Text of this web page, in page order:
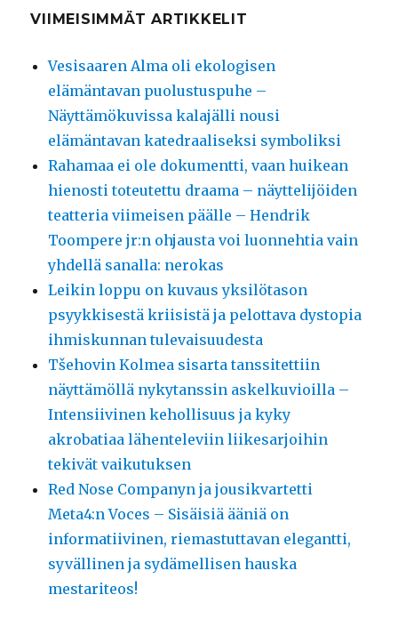
VIIMEISIMMÄT ARTIKKELIT
Vesisaaren Alma oli ekologisen
elämäntavan puolustuspuhe –
Näyttämökuvissa kalajälli nousi
elämäntavan katedraaliseksi symboliksi
Rahamaa ei ole dokumentti, vaan huikean
hienosti toteutettu draama – näyttelijöiden
teatteria viimeisen päälle – Hendrik
Toompere jr:n ohjausta voi luonnehtia vain
yhdellä sanalla: nerokas
Leikin loppu on kuvaus yksilötason
psyykkisestä kriisistä ja pelottava dystopia
ihmiskunnan tulevaisuudesta
Tšehovin Kolmea sisarta tanssitettiin
näyttämöllä nykytanssin askelkuvioilla –
Intensiivinen kehollisuus ja kyky
akrobatiaa lähenteleviin liikesarjoihin
tekivät vaikutuksen
Red Nose Companyn ja jousikvartetti
Meta4:n Voces – Sisäisiä ääniä on
informatiivinen, riemastuttavan elegantti,
syvällinen ja sydämellisen hauska
mestariteos!